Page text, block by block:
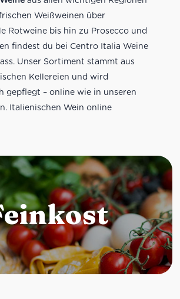
Weißweinen über
Rotweine bis hin zu Prosecco und
findest du bei Centro Italia Weine
Unser Sortiment stammt aus
Kellereien und wird
gepflegt – online wie in unseren
Italienischen Wein online